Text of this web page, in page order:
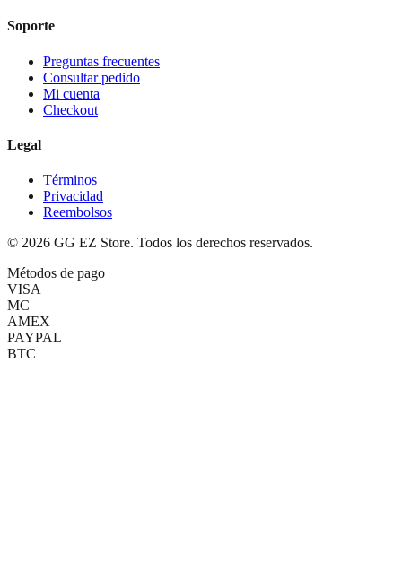
Soporte
Preguntas frecuentes
Consultar pedido
Mi cuenta
Checkout
Legal
Términos
Privacidad
Reembolsos
© 2026 GG EZ Store. Todos los derechos reservados.
Métodos de pago
VISA
MC
AMEX
PAYPAL
BTC